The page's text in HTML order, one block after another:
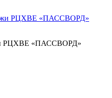
РЦХВЕ «ПАССВОРД»